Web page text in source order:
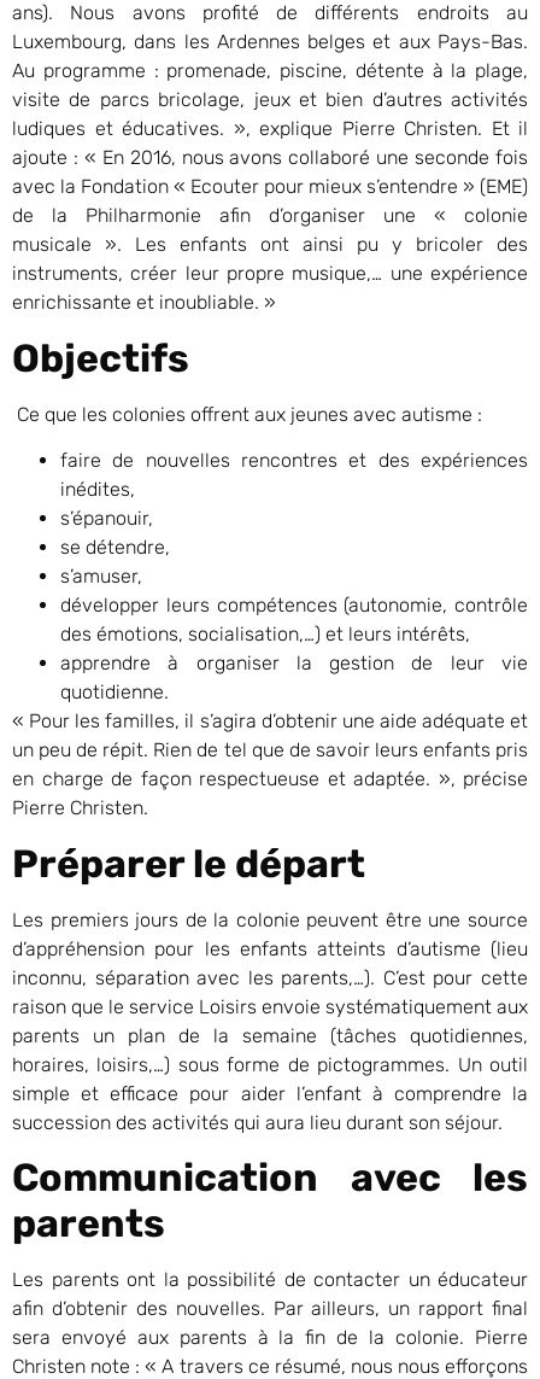
ans). Nous avons profité de différents endroits au
Luxembourg, dans les Ardennes belges et aux Pays-Bas.
Au programme : promenade, piscine, détente à la plage,
visite de parcs bricolage, jeux et bien d’autres activités
ludiques et éducatives. », explique Pierre Christen. Et il
ajoute : « En 2016, nous avons collaboré une seconde fois
avec la Fondation « Ecouter pour mieux s’entendre » (EME)
de la Philharmonie afin d’organiser une « colonie
musicale ». Les enfants ont ainsi pu y bricoler des
instruments, créer leur propre musique,… une expérience
enrichissante et inoubliable. »
Objectifs
Ce que les colonies offrent aux jeunes avec autisme :
faire de nouvelles rencontres et des expériences
inédites,
s’épanouir,
se détendre,
s’amuser,
développer leurs compétences (autonomie, contrôle
des émotions, socialisation,…) et leurs intérêts,
apprendre à organiser la gestion de leur vie
quotidienne.
« Pour les familles, il s’agira d’obtenir une aide adéquate et
un peu de répit. Rien de tel que de savoir leurs enfants pris
en charge de façon respectueuse et adaptée. », précise
Pierre Christen.
Préparer le départ
Les premiers jours de la colonie peuvent être une source
d’appréhension pour les enfants atteints d’autisme (lieu
inconnu, séparation avec les parents,…). C’est pour cette
raison que le service Loisirs envoie systématiquement aux
parents un plan de la semaine (tâches quotidiennes,
horaires, loisirs,…) sous forme de pictogrammes. Un outil
simple et efficace pour aider l’enfant à comprendre la
succession des activités qui aura lieu durant son séjour.
Communication avec les
parents
Les parents ont la possibilité de contacter un éducateur
afin d’obtenir des nouvelles. Par ailleurs, un rapport final
sera envoyé aux parents à la fin de la colonie. Pierre
Christen note : « A travers ce résumé, nous nous efforçons